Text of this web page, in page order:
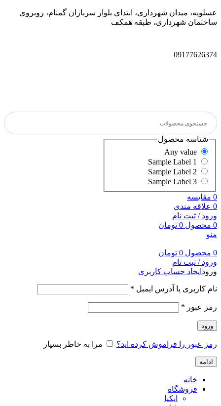
عسلویه، میدان شهرداری، ابتدای بلوار سربازان گمنام، روبروی
ساختمان شهرداری، طبقه همکف
09177626374
شناسه محصول
0 مقایسه
0 علاقه مندی
ورود / ثبت نام
0 محصول 0 تومان
منو
0 محصول 0 تومان
ورود / ثبت نام
ورود ایجاد حساب کاربری
نام کاربری یا آدرس ایمیل *
رمز عبور *
ورود
رمز عبور را فراموش کرده اید؟ مرا به خاطر بسپار
ادامه
خانه
فروشگاه
ایکیا